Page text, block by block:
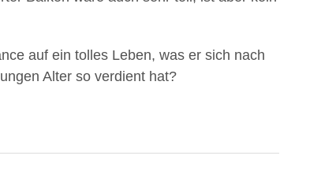
auf ein tolles Leben, was er sich nach
Alter so verdient hat?